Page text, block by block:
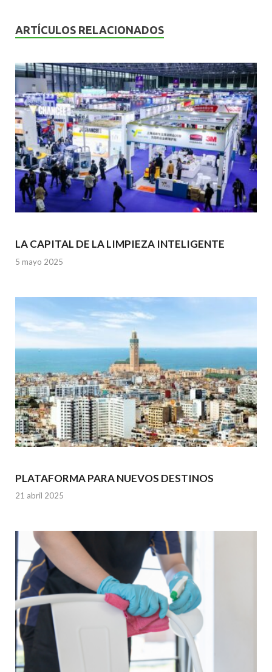
b
o
k
er l
s
p
p
dI
ARTÍCULOS RELACIONADOS
LA CAPITAL DE LA LIMPIEZA INTELIGENTE
5 mayo 2025
PLATAFORMA PARA NUEVOS DESTINOS
21 abril 2025